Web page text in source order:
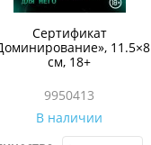
Сертификат
11.5×8
см, 18+
9950413
В наличии